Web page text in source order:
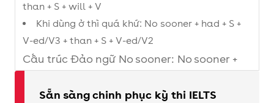
than + S + will + V
Khi dùng ở thì quá khứ: No sooner + had + S +
V-ed/V3 + than + S + V-ed/V2
Cấu trúc Đảo ngữ No sooner: No sooner +
Các câu trúc tương tự với “No sooner…than”
Sẵn sàng chinh phục kỳ thi IELTS